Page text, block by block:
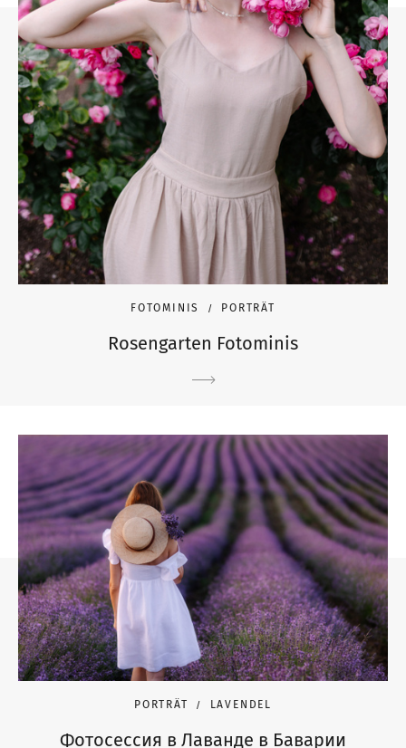
FOTOMINIS PORTRÄT
Rosengarten Fotominis
PORTRÄT LAVENDEL
Фотосессия в Лаванде в Баварии